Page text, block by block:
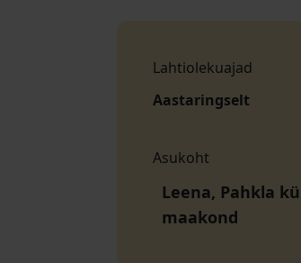
Lahtiolekuajad
Aastaringselt
Asukoht
Leena, Pahkla
maakond